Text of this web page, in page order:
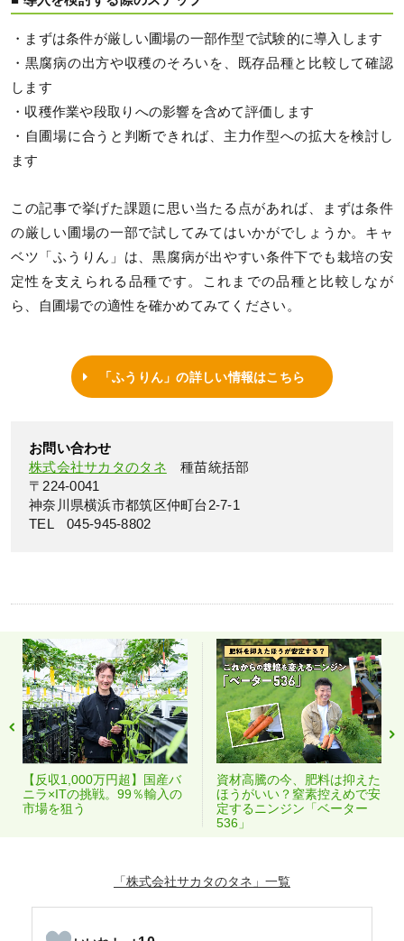
・まずは条件が厳しい圃場の一部作型で試験的に導入します
・黒腐病の出方や収穫のそろいを、既存品種と比較して確認
します
・収穫作業や段取りへの影響を含めて評価します
・自圃場に合うと判断できれば、主力作型への拡大を検討し
ます
この記事で挙げた課題に思い当たる点があれば、まずは条件
の厳しい圃場の一部で試してみてはいかがでしょうか。キャ
ベツ「ふうりん」は、黒腐病が出やすい条件下でも栽培の安
定性を支えられる品種です。これまでの品種と比較しなが
ら、自圃場での適性を確かめてみてください。
「ふうりん」の詳しい情報はこちら
お問い合わせ
株式会社サカタのタネ 種苗統括部
〒224-0041
神奈川県横浜市都筑区仲町台2-7-1
TEL 045-945-8802
【反収1,000万円超】国産バ
ニラ×ITの挑戦。99％輸入の
市場を狙う
資材高騰の今、肥料は抑えた
ほうがいい？窒素控えめで安
定するニンジン「ベーター
536」
「株式会社サカタのタネ」